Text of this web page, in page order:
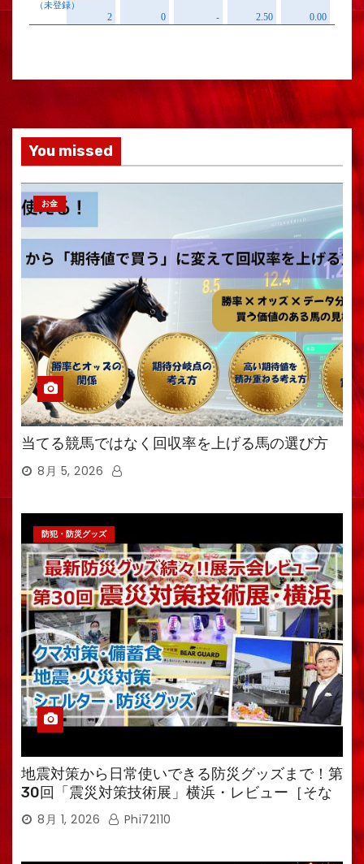
You missed
お金
当てる競馬ではなく回収率を上げる馬の選び方
8月 5, 2026
防犯・防災グッズ
地震対策から日常使いできる防災グッズまで！第
30回「震災対策技術展」横浜・レビュー［そな
えるTV・高荷智也］
8月 1, 2026 Phi72110